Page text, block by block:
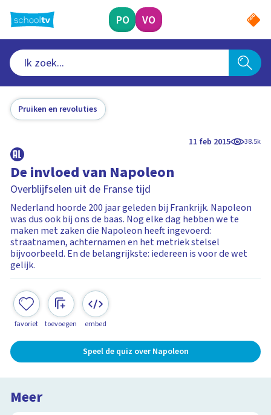
naar
hoofdinhoud
PO VO
Pruiken en revoluties
11 feb 2015 38.5k
De invloed van Napoleon
Overblijfselen uit de Franse tijd
Nederland hoorde 200 jaar geleden bij Frankrijk. Napoleon
was dus ook bij ons de baas. Nog elke dag hebben we te
maken met zaken die Napoleon heeft ingevoerd:
straatnamen, achternamen en het metriek stelsel
bijvoorbeeld. En de belangrijkste: iedereen is voor de wet
gelijk.
favoriet toevoegen embed
Speel de quiz over Napoleon
Meer